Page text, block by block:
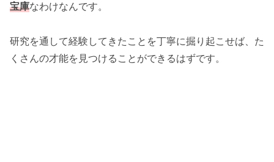
宝庫なわけなんです。
研究を通して経験してきたことを丁寧に掘り起こせば、た
くさんの才能を見つけることができるはずです。